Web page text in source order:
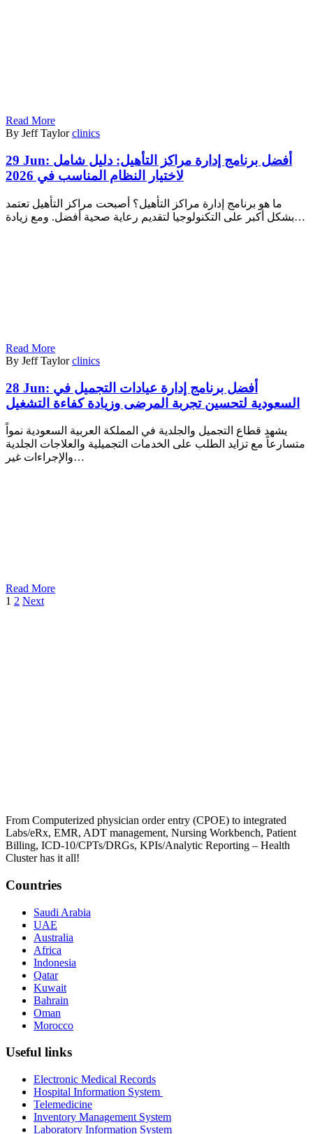
Read More
By Jeff Taylor clinics
29 Jun: أفضل برنامج إدارة مراكز التأهيل: دليل شامل
لاختيار النظام المناسب في 2026
ما هو برنامج إدارة مراكز التأهيل؟ أصبحت مراكز التأهيل تعتمد
بشكل أكبر على التكنولوجيا لتقديم رعاية صحية أفضل. ومع زيادة…
Read More
By Jeff Taylor clinics
28 Jun: أفضل برنامج إدارة عيادات التجميل في
السعودية لتحسين تجربة المرضى وزيادة كفاءة التشغيل
يشهد قطاع التجميل والجلدية في المملكة العربية السعودية نمواً
متسارعاً مع تزايد الطلب على الخدمات التجميلية والعلاجات الجلدية
والإجراءات غير…
Read More
1 2 Next
From Computerized physician order entry (CPOE) to integrated
Labs/eRx, EMR, ADT management, Nursing Workbench, Patient
Billing, ICD-10/CPTs/DRGs, KPIs/Analytic Reporting – Health
Cluster has it all!
Countries
Saudi Arabia
UAE
Australia
Africa
Indonesia
Qatar
Kuwait
Bahrain
Oman
Morocco
Useful links
Electronic Medical Records
Hospital Information System
Telemedicine
Inventory Management System
Laboratory Information System